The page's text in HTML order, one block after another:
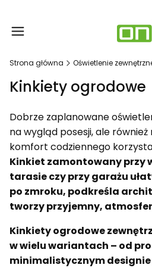
Strona główna Oświetlenie
Kinkiety ogrodowe
Dobrze zaplanowane
na wygląd posesji, ale
komfort codziennego
Kinkiet zamontowany przy
tarasie czy przy garażu
po zmroku, podkreśla
tworzy przyjemny,
Kinkiety ogrodowe
w wielu wariantach – od
minimalistycznym